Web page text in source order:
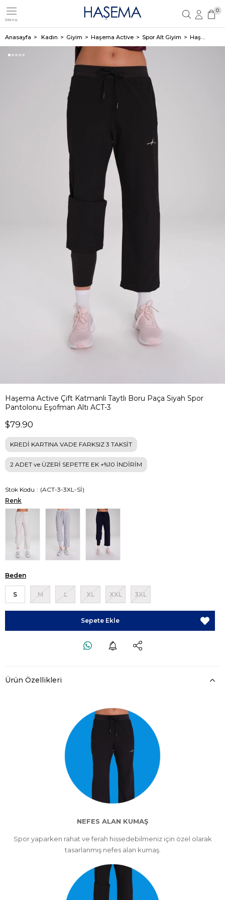
Menü
Üye Girişi Üye Ol
0
Anasayfa Kadın Giyim Haşema Active Spor Alt Giyim Haşema Active Çift Katmanlı Taytlı Boru Paça Siyah Spor Pantolonu Eşofman Altı ACT-3
Haşema Active Çift Katmanlı Taytlı Boru Paça Siyah Spor
Pantolonu Eşofman Altı ACT-3
$79.90
KREDİ KARTINA VADE FARKSIZ 3 TAKSİT
2 ADET ve ÜZERİ SEPETTE EK +%10 İNDİRİM
Stok Kodu
(ACT-3-3XL-Sİ)
Renk
Beden
S M L XL XXL 3XL
Ürün Özellikleri
NEFES ALAN KUMAŞ
Spor yaparken rahat ve ferah hissedebilmeniz için özel olarak
tasarlanmış nefes alan kumaş.